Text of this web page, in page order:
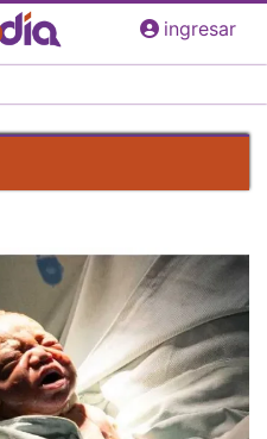
Pasar
al
principal
ingresar